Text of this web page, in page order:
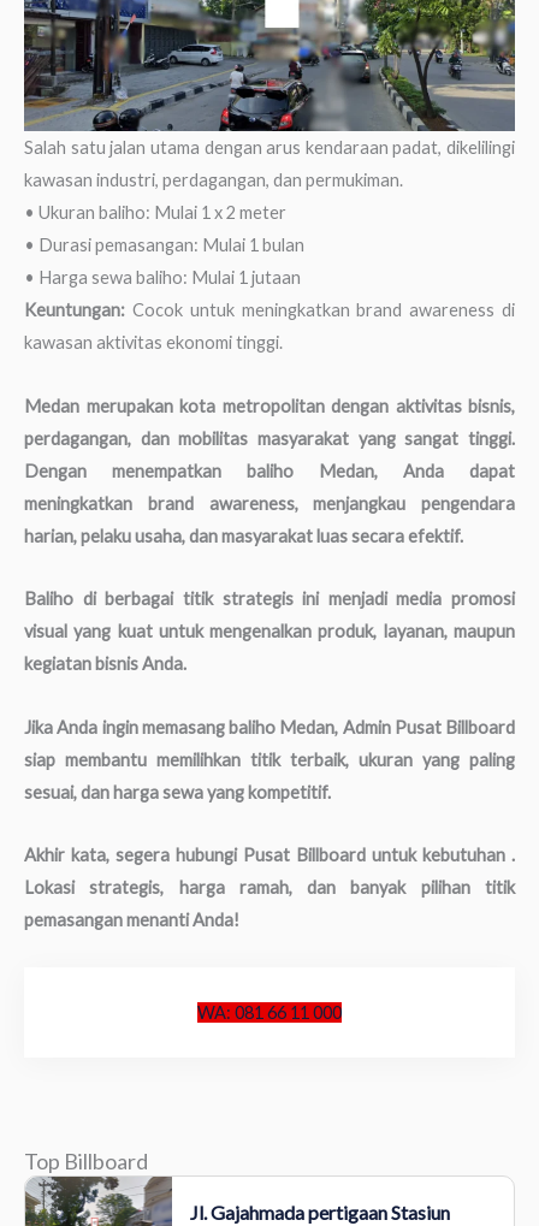
Salah satu jalan utama dengan arus kendaraan padat, dikelilingi
kawasan industri, perdagangan, dan permukiman.
• Ukuran baliho: Mulai 1 x 2 meter
• Durasi pemasangan: Mulai 1 bulan
• Harga sewa baliho: Mulai 1 jutaan
Keuntungan: Cocok untuk meningkatkan brand awareness di
kawasan aktivitas ekonomi tinggi.
Medan merupakan kota metropolitan dengan aktivitas bisnis,
perdagangan, dan mobilitas masyarakat yang sangat tinggi.
Dengan menempatkan baliho Medan, Anda dapat
meningkatkan brand awareness, menjangkau pengendara
harian, pelaku usaha, dan masyarakat luas secara efektif.
Baliho di berbagai titik strategis ini menjadi media promosi
visual yang kuat untuk mengenalkan produk, layanan, maupun
kegiatan bisnis Anda.
Jika Anda ingin memasang baliho Medan, Admin Pusat Billboard
siap membantu memilihkan titik terbaik, ukuran yang paling
sesuai, dan harga sewa yang kompetitif.
Akhir kata, segera hubungi Pusat Billboard untuk kebutuhan .
Lokasi strategis, harga ramah, dan banyak pilihan titik
pemasangan menanti Anda!
WA: 081 66 11 000
Top Billboard
Jl. Gajahmada pertigaan Stasiun